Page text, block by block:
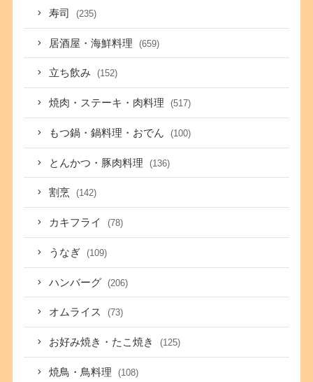
寿司 (235)
居酒屋・海鮮料理 (659)
立ち飲み (152)
焼肉・ステーキ・肉料理 (517)
もつ鍋・鍋料理・おでん (100)
とんかつ・豚肉料理 (136)
割烹 (142)
カキフライ (78)
うなぎ (109)
ハンバーグ (206)
オムライス (73)
お好み焼き・たこ焼き (125)
焼鳥・鳥料理 (108)